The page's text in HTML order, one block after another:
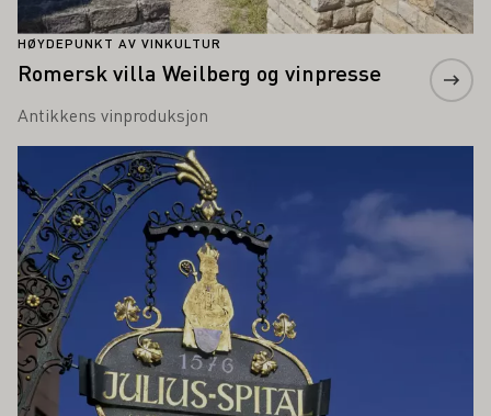
HØYDEPUNKT AV VINKULTUR
Romersk villa Weilberg og vinpresse
Antikkens vinproduksjon
Lær mer om dette